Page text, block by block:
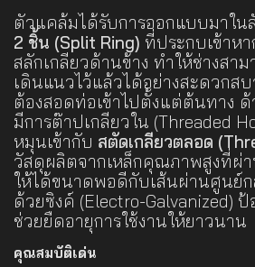
ตัวแคล้มได้รับการออกแบบมาใ
2 ชิ้น (Split Ring) ที่ประกบเข้าห
สลักเกลียวด้านข้าง ทำให้ช่างสา
เดินแนวไว้แล้วได้อย่างสะดวกส
ต้องสอดท่อเข้าไปตั้งแต่ต้นทาง
มีการต๊าปเกลียวใน (Threaded
หมุนเข้ากับ สตัดเกลียวตลอด
วัสดุผลิตจากเหล็กคุณภาพสูงที่ผ่
ให้ได้ขนาดพอดีกับเส้นผ่านศูนย์
ด้วยซิงค์ (Electro-Galvanized)
ช่วยยืดอายุการใช้งานให้ยาวนาน
คุณสมบัติเด่น